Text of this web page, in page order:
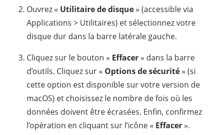
Ouvrez « Utilitaire de disque» (accessible via
Applications > Utilitaires) et sélectionnez votre
disque dur dans la barre latérale gauche.
Cliquez sur le bouton « Effacer» dans la barre
d’outils. Cliquez sur « Options de sécurité» (si
cette option est disponible sur votre version de
macOS) et choisissez le nombre de fois où les
données doivent être écrasées. Enfin, confirmez
l’opération en cliquant sur l’icône « Effacer».